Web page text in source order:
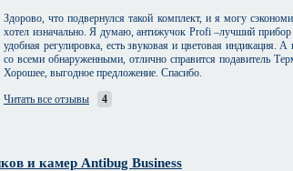
Здорово, что подвернулся такой комплект, и я могу
хотел изначально. Я думаю, антижучок Profi –лучший
удобная регулировка, есть звуковая и цветовая индикация. А
со всеми обнаруженными, отлично справится подавитель
Хорошее, выгодное предложение. Спасибо.
Читать все отзывы 4
и камер Antibug Business